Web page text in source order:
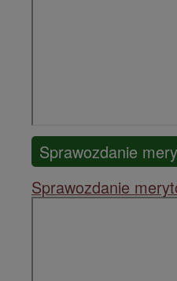
Sprawozdanie
Sprawozdanie